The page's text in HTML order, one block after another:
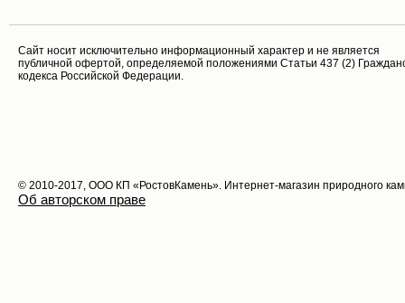
Cайт носит исключительно информационный характер и не является
публичной офертой, определяемой положениями Статьи 437 (2)
кодекса Российской Федерации.
© 2010-2017, ООО КП «РостовКамень». Интернет-магазин природного
Об авторском праве